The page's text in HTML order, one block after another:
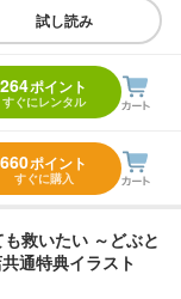
試し読み
264ポイント
すぐにレンタル
660ポイント
すぐに購入
救いたい ～どぶと
通特典イラスト